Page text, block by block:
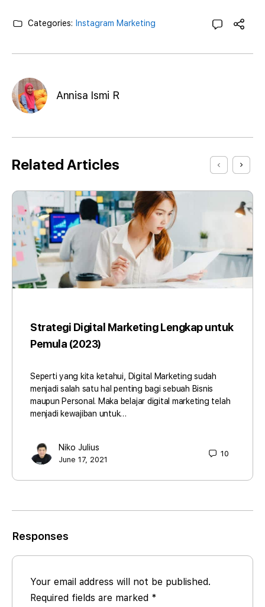
Categories: Instagram Marketing
Annisa Ismi R
Related Articles
Strategi Digital Marketing Lengkap untuk
Pemula (2023)
Seperti yang kita ketahui, Digital Marketing sudah
menjadi salah satu hal penting bagi sebuah Bisnis
maupun Personal. Maka belajar digital marketing telah
menjadi kewajiban untuk…
Niko Julius
June 17, 2021
10
Responses
Your email address will not be published.
Required fields are marked *